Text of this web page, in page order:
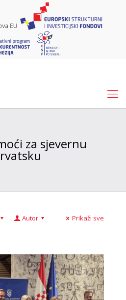
za sjevernu
Autor Prikaži sve